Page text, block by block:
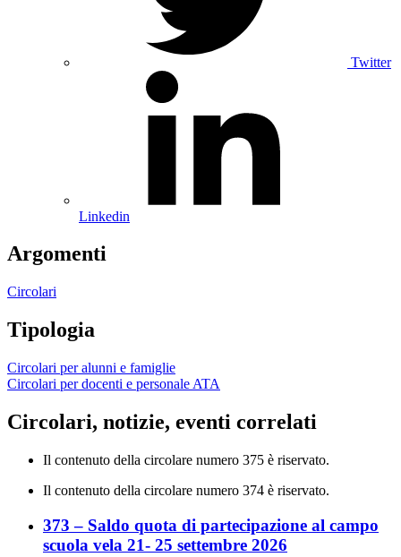
Twitter
Linkedin
Argomenti
Circolari
Tipologia
Circolari per alunni e famiglie
Circolari per docenti e personale ATA
Circolari, notizie, eventi correlati
Il contenuto della circolare numero 375 è riservato.
Il contenuto della circolare numero 374 è riservato.
373 – Saldo quota di partecipazione al campo
scuola vela 21- 25 settembre 2026